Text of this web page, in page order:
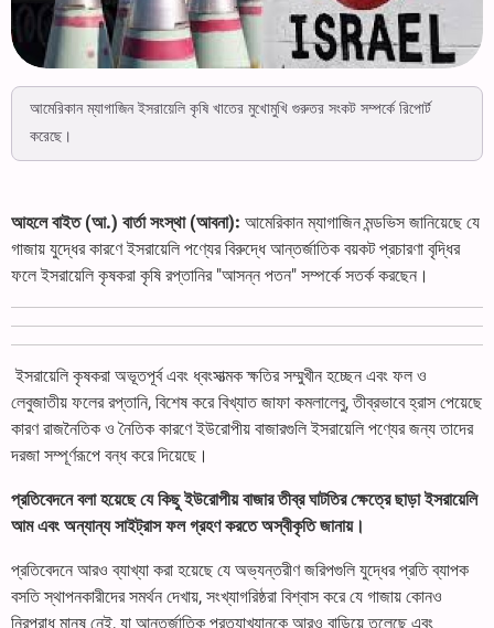
আমেরিকান ম্যাগাজিন ইসরায়েলি কৃষি খাতের মুখোমুখি গুরুতর সংকট সম্পর্কে রিপোর্ট
করেছে।
আহলে বাইত (আ.) বার্তা সংস্থা (আবনা): আমেরিকান ম্যাগাজিন মন্ডভিস জানিয়েছে যে
গাজায় যুদ্ধের কারণে ইসরায়েলি পণ্যের বিরুদ্ধে আন্তর্জাতিক বয়কট প্রচারণা বৃদ্ধির
ফলে ইসরায়েলি কৃষকরা কৃষি রপ্তানির "আসন্ন পতন" সম্পর্কে সতর্ক করছেন।
ইসরায়েলি কৃষকরা অভূতপূর্ব এবং ধ্বংসাত্মক ক্ষতির সম্মুখীন হচ্ছেন এবং ফল ও
লেবুজাতীয় ফলের রপ্তানি, বিশেষ করে বিখ্যাত জাফা কমলালেবু, তীব্রভাবে হ্রাস পেয়েছে
কারণ রাজনৈতিক ও নৈতিক কারণে ইউরোপীয় বাজারগুলি ইসরায়েলি পণ্যের জন্য তাদের
দরজা সম্পূর্ণরূপে বন্ধ করে দিয়েছে।
প্রতিবেদনে বলা হয়েছে যে কিছু ইউরোপীয় বাজার তীব্র ঘাটতির ক্ষেত্রে ছাড়া ইসরায়েলি
আম এবং অন্যান্য সাইট্রাস ফল গ্রহণ করতে অস্বীকৃতি জানায়।
প্রতিবেদনে আরও ব্যাখ্যা করা হয়েছে যে অভ্যন্তরীণ জরিপগুলি যুদ্ধের প্রতি ব্যাপক
বসতি স্থাপনকারীদের সমর্থন দেখায়, সংখ্যাগরিষ্ঠরা বিশ্বাস করে যে গাজায় কোনও
নিরপরাধ মানুষ নেই, যা আন্তর্জাতিক প্রত্যাখ্যানকে আরও বাড়িয়ে তুলেছে এবং